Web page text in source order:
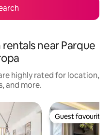
near Parque
highly rated for location,
and more.
Guest favourite
Guest favourite